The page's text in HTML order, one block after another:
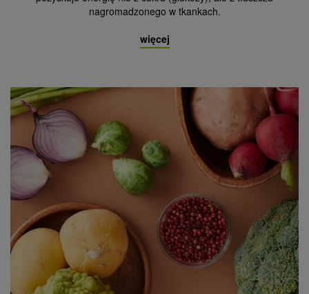
nagromadzonego w tkankach.
więcej